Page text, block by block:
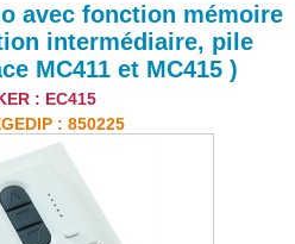
avec fonction mémoire
intermédiaire, pile
MC411 et MC415 )
: EC415
: 850225